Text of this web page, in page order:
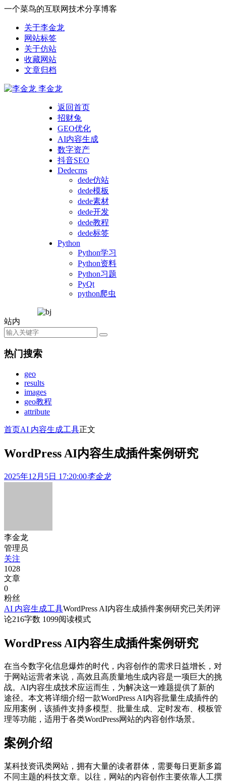
一个菜鸟的互联网技术分享博客
关于李金龙
网站标签
关于仿站
收藏网站
文章归档
李金龙
返回首页
招财兔
GEO优化
AI内容生成
数字资产
抖音SEO
Dedecms
dede仿站
dede模板
dede素材
dede开发
dede教程
dede标签
Python
Python学习
Python资料
Python习题
PyQt
python爬虫
站内
热门搜索
geo
results
images
geo教程
attribute
首页AI 内容生成工具正文
WordPress AI内容生成插件案例研究
2025年12月5日 17:20:00李金龙
李金龙
管理员
关注
1028
文章
0
粉丝
AI 内容生成工具WordPress AI内容生成插件案例研究已关闭评
论216字数 1099阅读模式
WordPress AI内容生成插件案例研究
在当今数字化信息爆炸的时代，内容创作的需求日益增长，对
于网站运营者来说，高效且高质量地生成内容是一项巨大的挑
战。AI内容生成技术应运而生，为解决这一难题提供了新的
途径。本文将详细介绍一款WordPress AI内容批量生成插件的
应用案例，该插件支持多模型、批量生成、定时发布、模板管
理等功能，适用于各类WordPress网站的内容创作场景。
案例介绍
某科技资讯类网站，拥有大量的读者群体，需要每日更新多篇
不同主题的科技文章。以往，网站的内容创作主要依靠人工撰